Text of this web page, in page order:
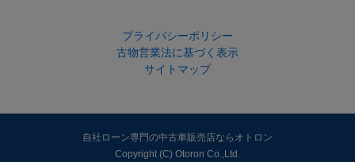
プライバシーポリシー
古物営業法に基づく表示
サイトマップ
自社ローン専門の中古車販売店ならオトロン
Copyright (C) Otoron Co.,Ltd.